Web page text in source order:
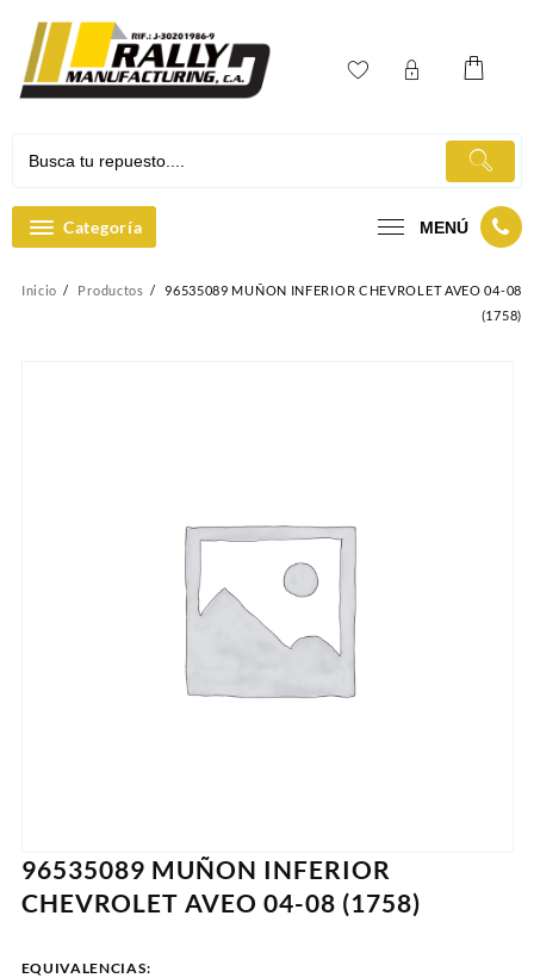
contenido
Categoría MENÚ
Inicio Productos
96535089 MUÑON INFERIOR CHEVROLET AVEO 04-08
(1758)
96535089 MUÑON INFERIOR
CHEVROLET AVEO 04-08 (1758)
EQUIVALENCIAS: